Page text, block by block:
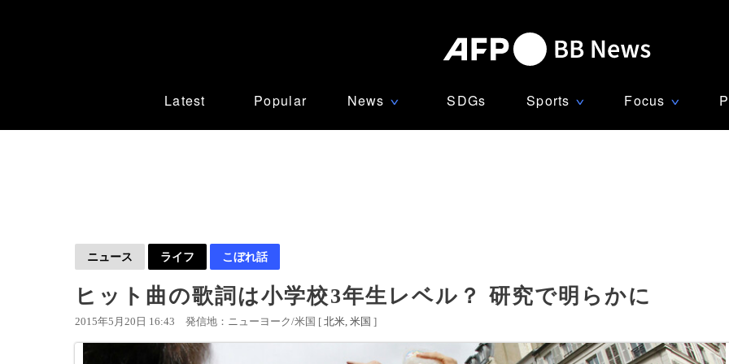
Latest Popular News ∨ SDGs Sports ∨ Focus ∨
ニュース ライフ こぼれ話
ヒット曲の歌詞は小学校3年生レベル？ 研究で明らかに
2015年5月20日 16:43 発信地：ニューヨーク/米国 [ 北米 米国 ]